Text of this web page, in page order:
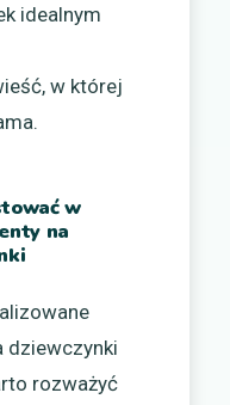
idealnym
w której
w
na
dziewczynki
rozważyć